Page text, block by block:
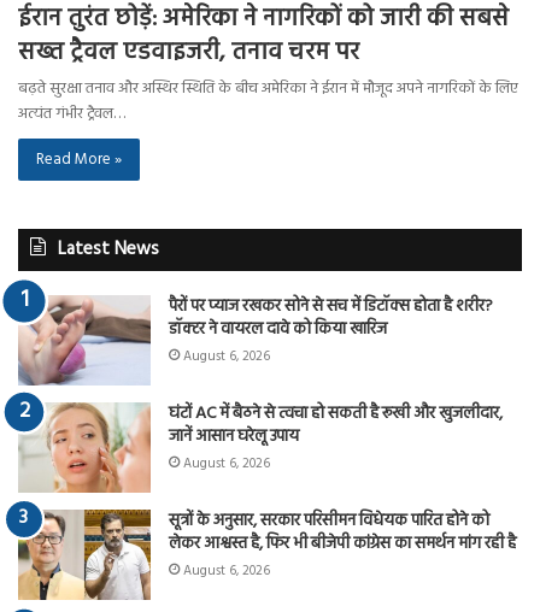
ईरान तुरंत छोड़ें: अमेरिका ने नागरिकों को जारी की सबसे
सख्त ट्रैवल एडवाइजरी, तनाव चरम पर
बढ़ते सुरक्षा तनाव और अस्थिर स्थिति के बीच अमेरिका ने ईरान में मौजूद अपने नागरिकों के लिए
अत्यंत गंभीर ट्रैवल…
Read More »
Latest News
पैरों पर प्याज रखकर सोने से सच में डिटॉक्स होता है शरीर?
डॉक्टर ने वायरल दावे को किया खारिज
August 6, 2026
घंटों AC में बैठने से त्वचा हो सकती है रूखी और खुजलीदार,
जानें आसान घरेलू उपाय
August 6, 2026
सूत्रों के अनुसार, सरकार परिसीमन विधेयक पारित होने को
लेकर आश्वस्त है, फिर भी बीजेपी कांग्रेस का समर्थन मांग रही है
August 6, 2026